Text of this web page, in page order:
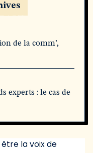
de la comm’,
experts : le cas de